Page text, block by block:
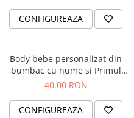
CONFIGUREAZA
Body bebe personalizat din
bumbac cu nume si Primul
meu Craciun
40,00 RON
CONFIGUREAZA